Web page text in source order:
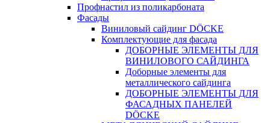
Профнастил из поликарбоната
Фасады
Виниловый сайдинг DÖCKE
Комплектующие для фасада
ДОБОРНЫЕ ЭЛЕМЕНТЫ ДЛЯ
ВИНИЛОВОГО САЙДИНГА
Доборные элементы для
металлического сайдинга
ДОБОРНЫЕ ЭЛЕМЕНТЫ ДЛЯ
ФАСАДНЫХ ПАНЕЛЕЙ
DÖCKE